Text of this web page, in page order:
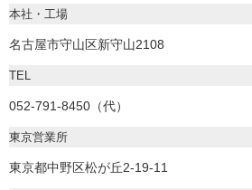
本社・工場
名古屋市守山区新守山2108
TEL
052-791-8450（代）
東京営業所
東京都中野区松が丘2-19-11